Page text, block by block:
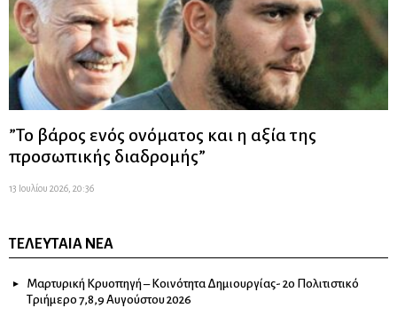
”Το βάρος ενός ονόματος και η αξία της
προσωπικής διαδρομής”
13 Ιουλίου 2026, 20:36
ΤΕΛΕΥΤΑΊΑ ΝΈΑ
Μαρτυρική Κρυοπηγή – Κοινότητα Δημιουργίας- 2ο Πολιτιστικό
Τριήμερο 7,8,9 Αυγούστου 2026